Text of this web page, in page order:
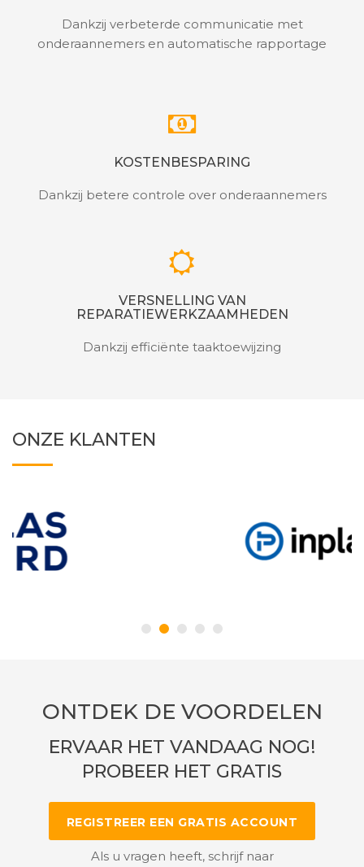
Dankzij verbeterde communicatie met
onderaannemers en automatische rapportage
KOSTENBESPARING
Dankzij betere controle over onderaannemers
VERSNELLING VAN
REPARATIEWERKZAAMHEDEN
Dankzij efficiënte taaktoewijzing
ONZE KLANTEN
ONTDEK DE VOORDELEN
ERVAAR HET VANDAAG NOG!
PROBEER HET GRATIS
REGISTREER EEN GRATIS ACCOUNT
Als u vragen heeft, schrijf naar